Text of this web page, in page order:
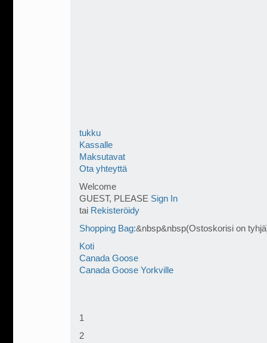
tukku
Kassalle
Maksutavat
Ota yhteyttä
Welcome
GUEST, PLEASE Sign In
tai Rekisteröidy
Shopping Bag:&nbsp&nbsp(Ostoskorisi on
Koti
Canada Goose
Canada Goose Yorkville
1
2